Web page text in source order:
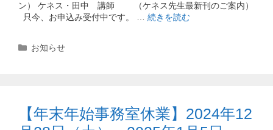
ン） ケネス・田中 講師 （ケネス先生最新刊のご案内）
只今、お申込み受付中です。 … 続きを読む
カ
お知らせ
【年末年始事務室休業】2024年12